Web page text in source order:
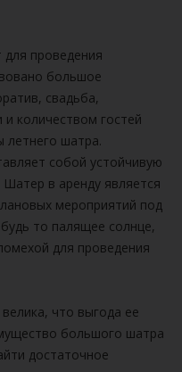
для проведения
большое
свадьба,
количеством гостей
летнего шатра.
собой устойчивую
в аренду является
мероприятий под
то палящее солнце,
для проведения
что выгода ее
большого шатра
достаточное